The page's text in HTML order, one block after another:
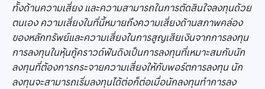
ทั้งด้านความเสี่ยง และความสามารถในการตัดสินใจลงทุนด้วย
ตนเอง ความเสี่ยงในที่นี้หมายถึงความเสี่ยงด้านสภาพคล่อง
ของหลักทรัพย์และความเสี่ยงในการสูญเสียเงินจากการลงทุน
การลงทุนในหุ้นกู้คราวด์ฟันดิงเป็นการลงทุนที่เหมาะสมกับนัก
ลงทุนที่ต้องการกระจายความเสี่ยงให้กับพอร์ตการลงทุน นัก
ลงทุนจะสามารถเริ่มลงทุนได้ต่อก็ต่อเมื่อนักลงทุนทำการลง